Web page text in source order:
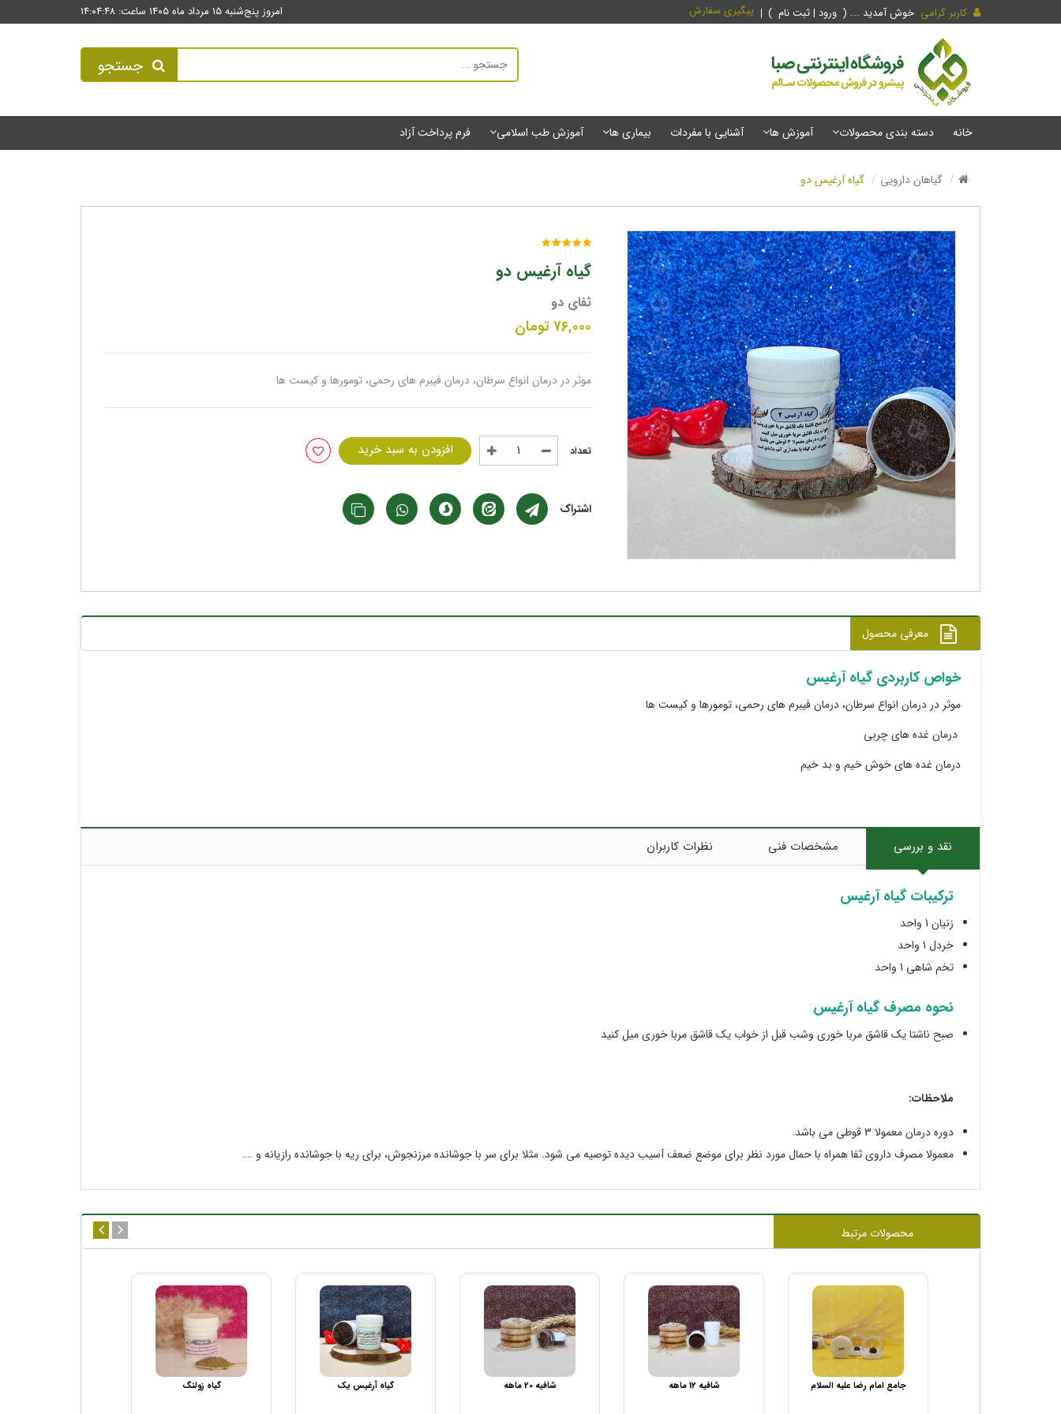
کاربر گرامی خوش آمدید ... ( ورود | ثبت نام ) پیگیری سفارش امروز پنج‌شنبه ۱۵ مرداد ماه ۱۴۰۵ ساعت: ۱۴:۰۴:۴۹
جستجو
خانه دسته بندی محصولات آموزش ها آشنایی با مفردات بیماری ها آموزش طب اسلامی فرم پرداخت آزاد
گیاهان دارویی گیاه آرغیس دو
گیاه آرغیس دو
ثفای دو
۷۶,۰۰۰تومان
موثر در درمان انواع سرطان، درمان فیبرم های رحمی، تومورها و کیست ها
افزودن به سبد خرید
اشتراک
معرفی محصول
خواص کاربردی گیاه آرغیس
موثر در درمان انواع سرطان، درمان فیبرم های رحمی، تومورها و کیست ها
درمان غده های چربی
درمان غده های خوش خیم و بد خیم
نقد و بررسی مشخصات فنی نظرات کاربران
ترکیبات گیاه آرغیس
زنیان 1 واحد
خردل 1 واحد
تخم شاهی 1 واحد
نحوه مصرف گیاه آرغیس
صبح ناشتا یک قاشق مربا خورى وشب قبل از خواب یک قاشق مربا خورى میل کنید
ملاحظات:
دوره درمان معمولا 3 قوطى مى باشد.
معمولا مصرف داروی ثفا همراه با حمال مورد نظر برای موضع ضعف آسیب دیده توصیه می شود. مثلا برای سر با جوشانده مرزنجوش، برای ریه با جوشانده رازیانه و ….
محصولات مرتبط
جامع امام رضا علیه السلام شافیه 12 ماهه شافیه 20 ماهه گیاه آرغیس یک گیاه زولنگ